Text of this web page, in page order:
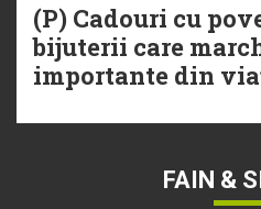
(P) Cadouri cu
bijuterii care
importante din
FAIN &